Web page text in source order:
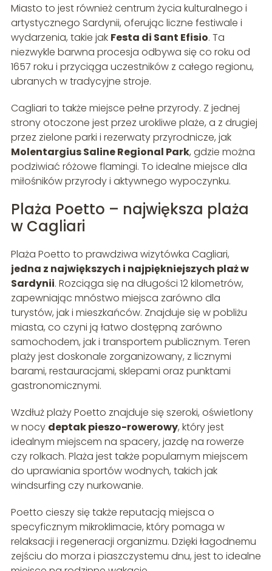
Miasto to jest również centrum życia kulturalnego i
artystycznego Sardynii, oferując liczne festiwale i
wydarzenia, takie jak Festa di Sant Efisio. Ta
niezwykle barwna procesja odbywa się co roku od
1657 roku i przyciąga uczestników z całego regionu,
ubranych w tradycyjne stroje.
Cagliari to także miejsce pełne przyrody. Z jednej
strony otoczone jest przez urokliwe plaże, a z drugiej
przez zielone parki i rezerwaty przyrodnicze, jak
Molentargius Saline Regional Park, gdzie można
podziwiać różowe flamingi. To idealne miejsce dla
miłośników przyrody i aktywnego wypoczynku.
Plaża Poetto – największa plaża
w Cagliari
Plaża Poetto to prawdziwa wizytówka Cagliari,
jedna z największych i najpiękniejszych plaż w
Sardynii. Rozciąga się na długości 12 kilometrów,
zapewniając mnóstwo miejsca zarówno dla
turystów, jak i mieszkańców. Znajduje się w pobliżu
miasta, co czyni ją łatwo dostępną zarówno
samochodem, jak i transportem publicznym. Teren
plaży jest doskonale zorganizowany, z licznymi
barami, restauracjami, sklepami oraz punktami
gastronomicznymi.
Wzdłuż plaży Poetto znajduje się szeroki, oświetlony
w nocy deptak pieszo-rowerowy, który jest
idealnym miejscem na spacery, jazdę na rowerze
czy rolkach. Plaża jest także popularnym miejscem
do uprawiania sportów wodnych, takich jak
windsurfing czy nurkowanie.
Poetto cieszy się także reputacją miejsca o
specyficznym mikroklimacie, który pomaga w
relaksacji i regeneracji organizmu. Dzięki łagodnemu
zejściu do morza i piaszczystemu dnu, jest to idealne